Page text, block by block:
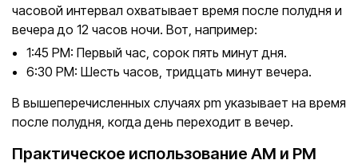
часовой интервал охватывает время после полудня и
вечера до 12 часов ночи. Вот, например:
1:45 PM: Первый час, сорок пять минут дня.
6:30 PM: Шесть часов, тридцать минут вечера.
В вышеперечисленных случаях pm указывает на время
после полудня, когда день переходит в вечер.
Практическое использование AM и PM